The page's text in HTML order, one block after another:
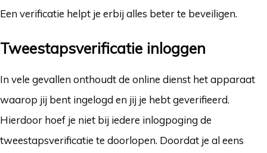
Een verificatie helpt je erbij alles beter te beveiligen.
Tweestapsverificatie inloggen
In vele gevallen onthoudt de online dienst het apparaat
waarop jij bent ingelogd en jij je hebt geverifieerd.
Hierdoor hoef je niet bij iedere inlogpoging de
tweestapsverificatie te doorlopen. Doordat je al eens